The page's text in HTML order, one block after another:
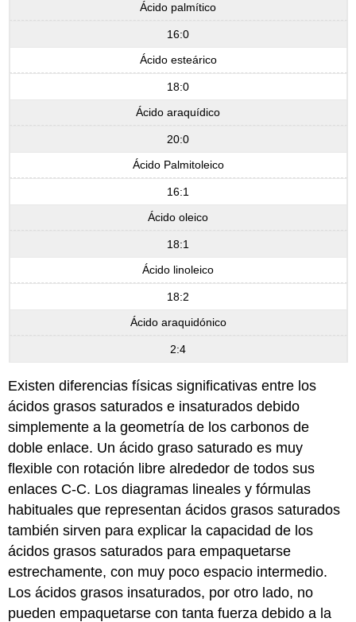
Ácido palmítico
16:0
Ácido esteárico
18:0
Ácido araquídico
20:0
Ácido Palmitoleico
16:1
Ácido oleico
18:1
Ácido linoleico
18:2
Ácido araquidónico
2:4
Existen diferencias físicas significativas entre los
ácidos grasos saturados e insaturados debido
simplemente a la geometría de los carbonos de
doble enlace. Un ácido graso saturado es muy
flexible con rotación libre alrededor de todos sus
enlaces C-C. Los diagramas lineales y fórmulas
habituales que representan ácidos grasos saturados
también sirven para explicar la capacidad de los
ácidos grasos saturados para empaquetarse
estrechamente, con muy poco espacio intermedio.
Los ácidos grasos insaturados, por otro lado, no
pueden empaquetarse con tanta fuerza debido a la